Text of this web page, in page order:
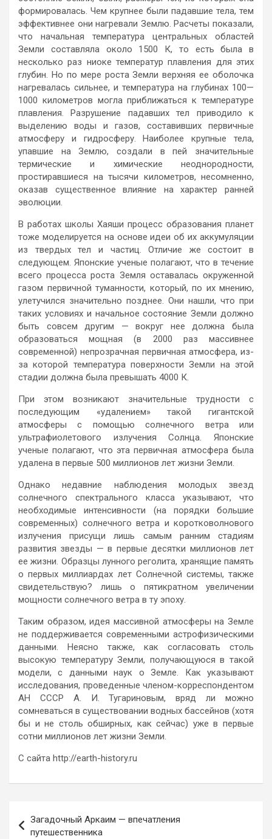
формировалась. Чем крупнее были падавшие тела, тем
эффективнее они нагревали Землю. Расчеты показали,
что начальная температура центральных областей
Земли составляла около 1500 К, то есть была в
несколько раз ниоке температур плавления для этих
глубин. Но по мере роста Земли верхняя ее оболочка
нагревалась сильнее, и температура на глубинах 100—
1000 километров могла приближаться к температуре
плавления. Разрушение падавших тел приводило к
выделению воды и газов, составивших первичные
атмосферу и гидросферу. Наиболее крупные тела,
упавшие на Землю, создали в пей значительные
термические и химические неоднородности,
простиравшиеся на тысячи километров, несомненно,
оказав существенное влияние на характер ранней
эволюции.
В работах школы Хаяши процесс образования планет
тоже моделируется на основе идеи об их аккумуляции
из твердых тел и частиц. Отличие же состоит в
следующем. Японские ученые полагают, что в течение
всего процесса роста Земля оставалась окруженной
газом первичной туманности, который, по их мнению,
улетучился значительно позднее. Они нашли, что при
таких условиях и начальное состояние Земли должно
быть совсем другим — вокруг нее должна была
образоваться мощная (в 2000 раз массивнее
современной) непрозрачная первичная атмосфера, из-
за которой температура поверхности Земли на этой
стадии должна была превышать 4000 К.
При этом возникают значительные трудности с
последующим «удалением» такой гигантской
атмосферы с помощью солнечного ветра или
ультрафиолетового излучения Солнца. Японские
ученые полагают, что эта первичная атмосфера была
удалена в первые 500 миллионов лет жизни Земли.
Однако недавние наблюдения молодых звезд
солнечного спектрального класса указывают, что
необходимые интенсивности (на порядки большие
современных) солнечного ветра и коротковолнового
излучения присущи лишь самым ранним стадиям
развития звезды — в первые десятки миллионов лет
ее жизни. Образцы лунного реголита, хранящие память
о первых миллиардах лет Солнечной системы, также
свидетельствую? лишь о пятикратном увеличении
мощности солнечного ветра в ту эпоху.
Таким образом, идея массивной атмосферы на Земле
не поддерживается современными астрофизическими
данными. Неясно также, как согласовать столь
высокую температуру Земли, получающуюся в такой
модели, с данными наук о Земле. Как указывают
исследования, проведенные членом-корреспондентом
АН СССР А. И. Тугариновым, вряд ли можно
сомневаться в существовании водных бассейнов (хотя
бы и не столь обширных, как сейчас) уже в первые
сотни миллионов лет жизни Земли.
С сайта http://earth-history.ru
по
Загадочный Аркаим — впечатления
путешественника